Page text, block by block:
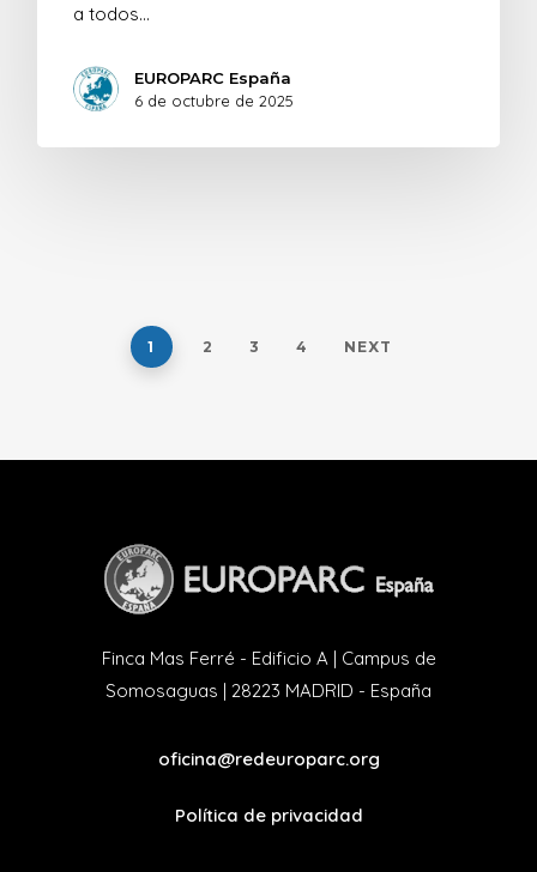
a todos…
EUROPARC España
6 de octubre de 2025
1 2 3 4 NEXT
Finca Mas Ferré - Edificio A | Campus de
Somosaguas | 28223 MADRID - España
oficina@redeuroparc.org
Política de privacidad